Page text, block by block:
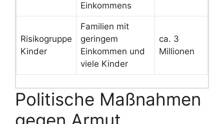
Einkommens
Risikogruppe
Kinder
Familien mit
geringem
Einkommen und
viele Kinder
ca. 3
Millionen
Politische Maßnahmen